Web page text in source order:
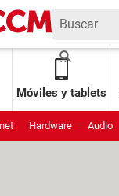
Móviles y tablets
Hardware Audio